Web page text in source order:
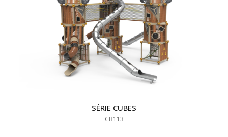
SÉRIE CUBES
CB113